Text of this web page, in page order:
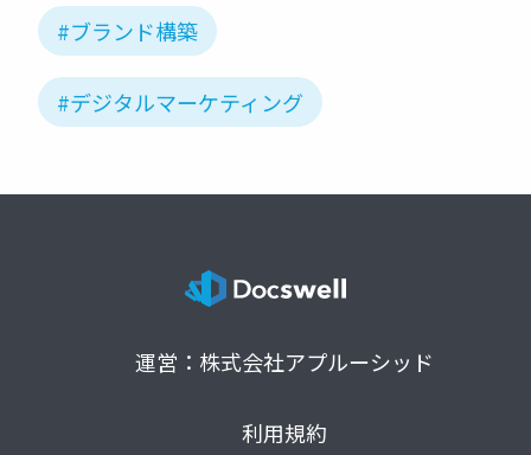
#ブランド構築
#デジタルマーケティング
運営：株式会社アプルーシッド
利用規約